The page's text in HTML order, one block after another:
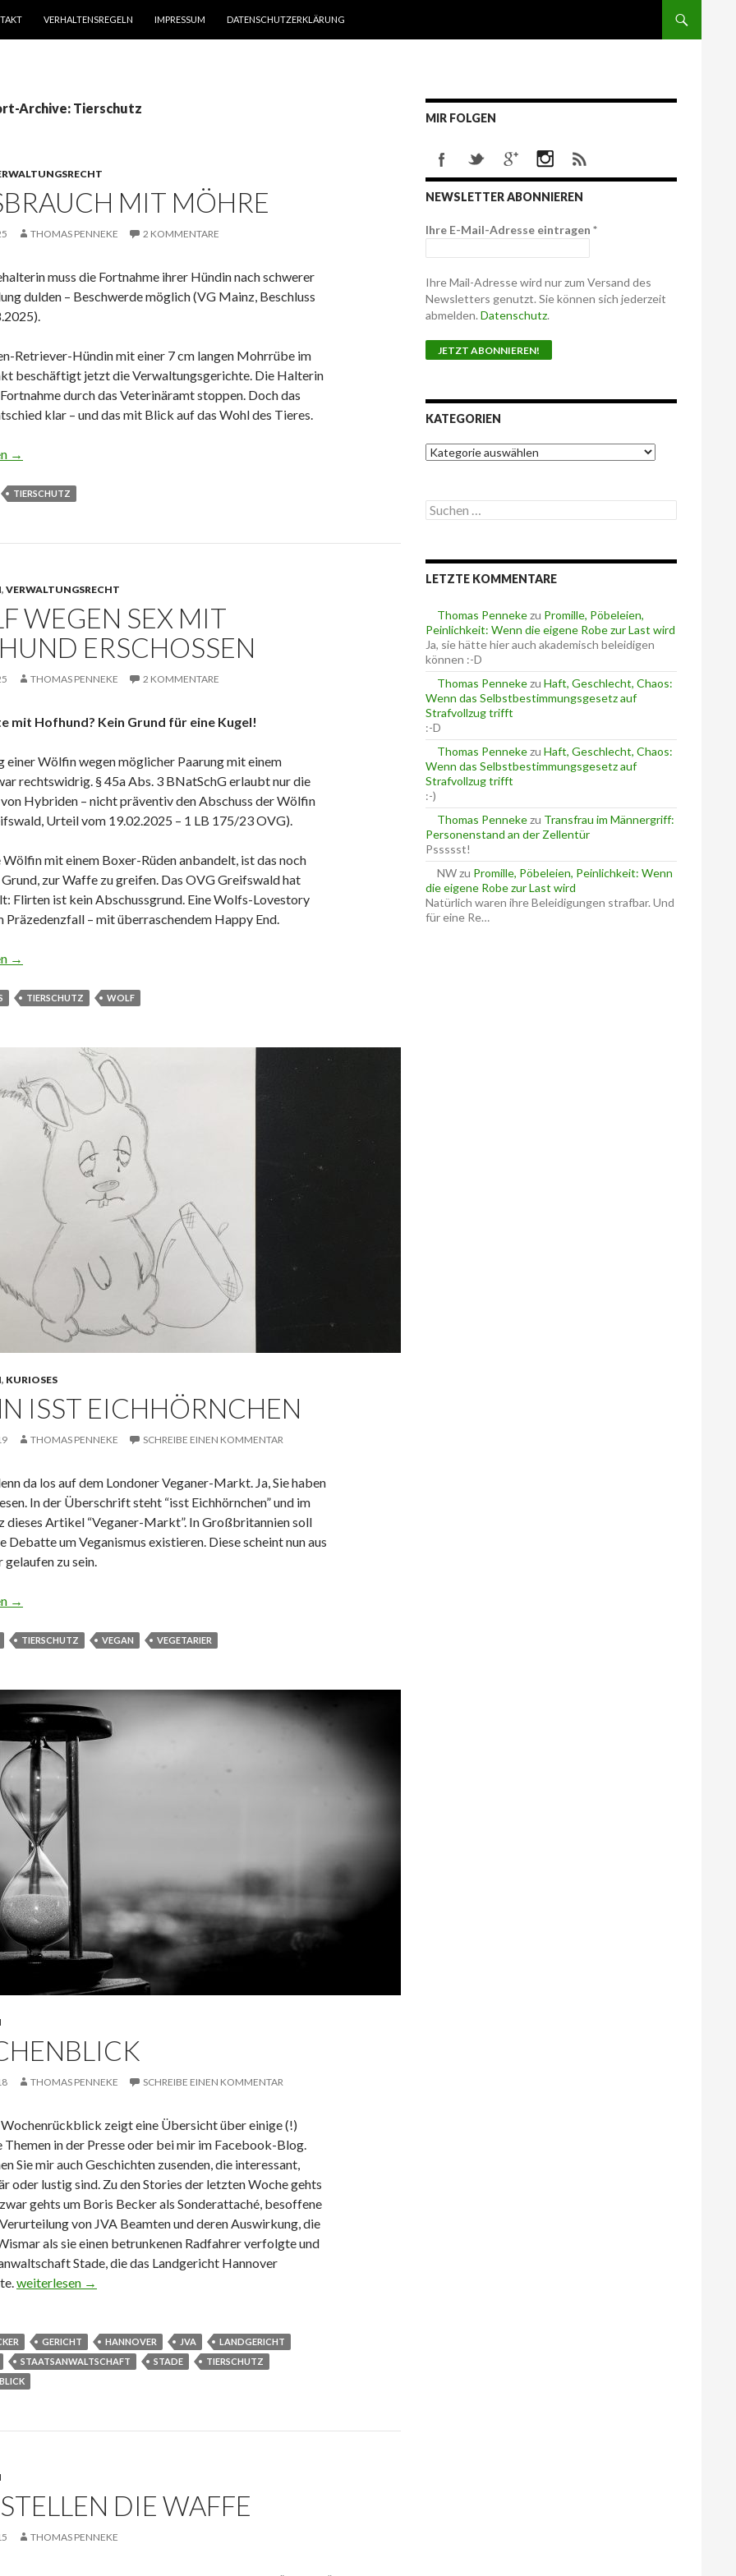
VERHALTENSREGELN IMPRESSUM DATENSCHUTZERKLÄRUNG
Archive: Tierschutz
MIT MÖHRE
THOMAS PENNEKE 2 KOMMENTARE
muss die Fortnahme ihrer Hündin nach schwerer
dulden – Beschwerde möglich (VG Mainz, Beschluss
Retriever-Hündin mit einer 7 cm langen Mohrrübe im
beschäftigt jetzt die Verwaltungsgerichte. Die Halterin
durch das Veterinäramt stoppen. Doch das
klar – und das mit Blick auf das Wohl des Tieres.
mit Möhre
→
TIERSCHUTZ
, VERWALTUNGSRECHT
WEGEN SEX MIT
ERSCHOSSEN
THOMAS PENNEKE 2 KOMMENTARE
mit Hofhund? Kein Grund für eine Kugel!
einer Wölfin wegen möglicher Paarung mit einem
rechtswidrig. § 45a Abs. 3 BNatSchG erlaubt nur die
von Hybriden – nicht präventiv den Abschuss der Wölfin
Urteil vom 19.02.2025 – 1 LB 175/23 OVG).
Wölfin mit einem Boxer-Rüden anbandelt, ist das noch
zur Waffe zu greifen. Das OVG Greifswald hat
Flirten ist kein Abschussgrund. Eine Wolfs-Lovestory
Präzedenzfall – mit überraschendem Happy End.
Sex mit Hofhund erschossen
→
TIERSCHUTZ WOLF
, KURIOSES
ISST EICHHÖRNCHEN
THOMAS PENNEKE SCHREIBE EINEN KOMMENTAR
da los auf dem Londoner Veganer-Markt. Ja, Sie haben
In der Überschrift steht “isst Eichhörnchen” und im
dieses Artikel “Veganer-Markt”. In Großbritannien soll
Debatte um Veganismus existieren. Diese scheint nun aus
gelaufen zu sein.
→
TIERSCHUTZ VEGAN VEGETARIER
THOMAS PENNEKE SCHREIBE EINEN KOMMENTAR
zeigt eine Übersicht über einige (!)
Themen in der Presse oder bei mir im Facebook-Blog.
Sie mir auch Geschichten zusenden, die interessant,
oder lustig sind. Zu den Stories der letzten Woche gehts
gehts um Boris Becker als Sonderattaché, besoffene
von JVA Beamten und deren Auswirkung, die
als sie einen betrunkenen Radfahrer verfolgte und
Stade, die das Landgericht Hannover
Wochenblick
weiterlesen →
GERICHT HANNOVER JVA
LANDGERICHT
STAATSANWALTSCHAFT STADE
TIERSCHUTZ
DIE WAFFE
THOMAS PENNEKE
MIR FOLGEN
NEWSLETTER ABONNIEREN
Ihre E-Mail-Adresse eintragen *
Ihre Mail-Adresse wird nur zum Versand des
Newsletters genutzt. Sie können sich jederzeit
abmelden. Datenschutz.
KATEGORIEN
K
a
g
o
n
S
u
e
n
c
h
:
LETZTE KOMMENTARE
Thomas Pennekezu Promille, Pöbeleien,
Peinlichkeit: Wenn die eigene Robe zur Last wird
Ja, sie hätte hier auch akademisch beleidigen
können :-D
Thomas Pennekezu Haft, Geschlecht, Chaos:
Wenn das Selbstbestimmungsgesetz auf
Strafvollzug trifft
:-D
Thomas Pennekezu Haft, Geschlecht, Chaos:
Wenn das Selbstbestimmungsgesetz auf
Strafvollzug trifft
:-)
Thomas Pennekezu Transfrau im Männergriff:
Personenstand an der Zellentür
Pssssst!
NWzu Promille, Pöbeleien, Peinlichkeit: Wenn
die eigene Robe zur Last wird
Natürlich waren ihre Beleidigungen strafbar. Und
für eine Re…